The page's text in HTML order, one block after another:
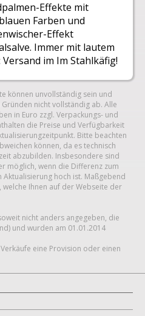
F2-0329
Effekte mit
Farben und
Effekt
Immer mit lautem
im Im Stahlkäfig!
können unvollständig sein und
nicht vollständig ab. Alle
in Euro zzgl. Verpackungs- und
die Preise und Verfügbarkeit
Bitte beachten
können, da es technisch
abzubilden. Insbesondere sind
möglich, wenn die Differenz zum
hoch ist. Maßgebend
Ihnen auf der Webseite der
nicht anders angegeben, die
und wurden am 01.01.2014
eine Provision oder einen